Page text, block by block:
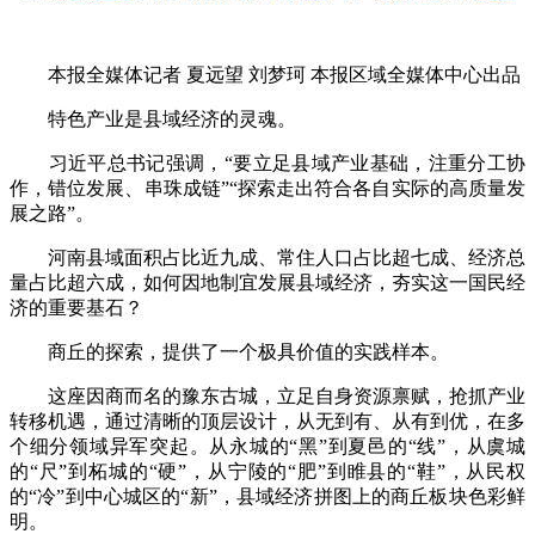
本报全媒体记者 夏远望 刘梦珂 本报区域全媒体中心出品
特色产业是县域经济的灵魂。
习近平总书记强调，“要立足县域产业基础，注重分工协
作，错位发展、串珠成链”“探索走出符合各自实际的高质量发
展之路”。
河南县域面积占比近九成、常住人口占比超七成、经济总
量占比超六成，如何因地制宜发展县域经济，夯实这一国民经
济的重要基石？
商丘的探索，提供了一个极具价值的实践样本。
这座因商而名的豫东古城，立足自身资源禀赋，抢抓产业
转移机遇，通过清晰的顶层设计，从无到有、从有到优，在多
个细分领域异军突起。从永城的“黑”到夏邑的“线”，从虞城
的“尺”到柘城的“硬”，从宁陵的“肥”到睢县的“鞋”，从民权
的“冷”到中心城区的“新”，县域经济拼图上的商丘板块色彩鲜
明。